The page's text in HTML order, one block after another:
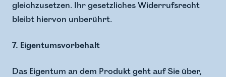
gleichzusetzen. Ihr gesetzliches Widerrufsrecht
bleibt hiervon unberührt.
7. Eigentumsvorbehalt
Das Eigentum an dem Produkt geht auf Sie über,